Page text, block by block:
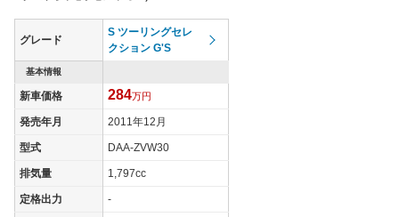
(前)
185/65R15 88S
タイヤサイズ
(後)
街地)
-
WLTCモード(郊
グレード
S ツーリングセレ
クション G'S
基本情報
新車価格 284万円
発売年月 2011年12月
型式 DAA-ZVW30
排気量 1,797cc
定格出力 -